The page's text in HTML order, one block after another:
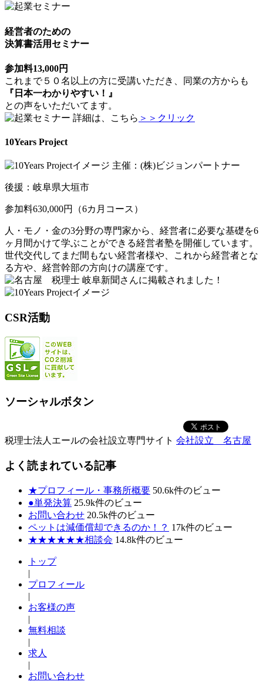
経営者のための
決算書活用セミナー
参加料13,000円
これまで５０名以上の方に受講いただき、同業の方からも
『日本一わかりやすい！』
との声をいただいてます。
詳細は、こちら ＞＞クリック
10Years Project
主催：(株)ビジョンパートナー
後援：岐阜県大垣市
参加料630,000円（6カ月コース）
人・モノ・金の3分野の専門家から、経営者に必要な基礎を6
ヶ月間かけて学ぶことができる経営者塾を開催しています。
世代交代してまだ間もない経営者様や、これから経営者とな
る方や、経営幹部の方向けの講座です。
岐阜新聞さんに掲載されました！
CSR活動
ソーシャルボタン
税理士法人エールの会社設立専門サイト 会社設立 名古屋
よく読まれている記事
★プロフィール・事務所概要 50.6k件のビュー
●単発決算 25.9k件のビュー
お問い合わせ 20.5k件のビュー
ペットは減価償却できるのか！？ 17k件のビュー
★★★★★★相談会 14.8k件のビュー
トップ
|
プロフィール
|
お客様の声
|
無料相談
|
求人
|
お問い合わせ